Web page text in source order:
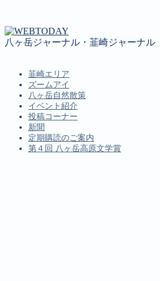
八ヶ岳ジャーナル・韮崎ジャーナル
韮崎エリア
ズームアイ
八ヶ岳自然散策
イベント紹介
投稿コーナー
新聞
定期購読のご案内
第４回 八ヶ岳高原文学賞